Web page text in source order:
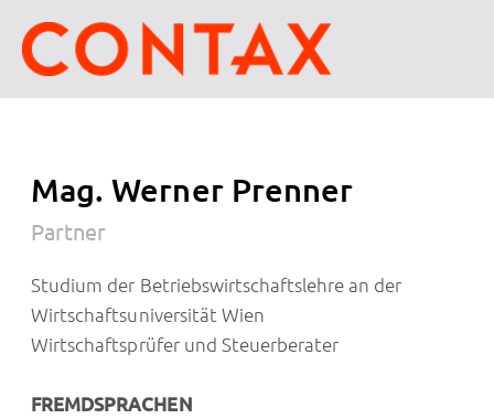
Mag. Werner Prenner
Partner
Studium der Betriebswirtschaftslehre an der
Wirtschaftsuniversität Wien
Wirtschaftsprüfer und Steuerberater
FREMDSPRACHEN